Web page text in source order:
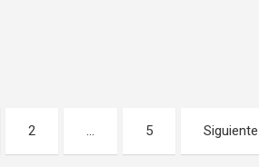
2 5 Siguiente